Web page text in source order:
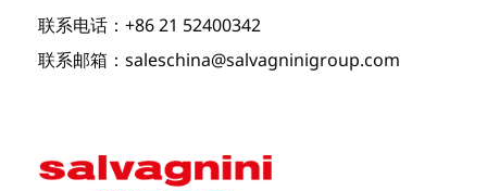
联系电话：+86 21 52400342
联系邮箱：saleschina@salvagninigroup.com